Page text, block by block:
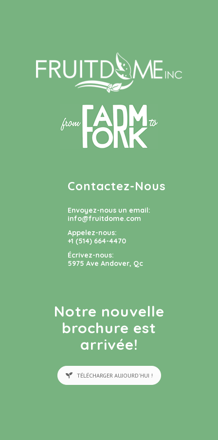
Contactez-Nous
Envoyez-nous un email:
info@fruitdome.com
Appelez-nous:
+1 (514) 664-4470
Écrivez-nous:
5975 Ave Andover, Qc
Notre nouvelle
brochure est
arrivée!
TÉLÉCHARGER AUJOURD'HUI !